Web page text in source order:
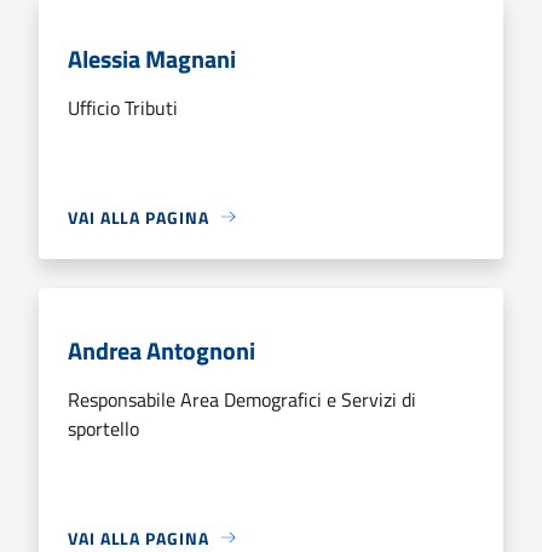
Alessia Magnani
Ufficio Tributi
VAI ALLA PAGINA
Andrea Antognoni
Responsabile Area Demografici e Servizi di
sportello
VAI ALLA PAGINA